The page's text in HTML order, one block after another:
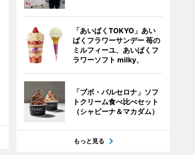
「あいぱくTOKYO」あい
ぱくフラワーサンデー 苺の
ミルフィーユ、あいぱくフ
ラワーソフト milky、
「ブボ・バルセロナ」ソフ
トクリーム食べ比べセット
（シャビーナ＆マカダム）
もっと見る